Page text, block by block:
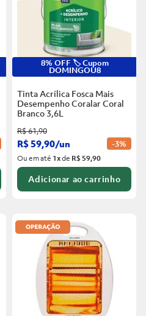
8% OFF 🏷️ Cupom
DOMINGOU8
Tinta Acrílica Fosca Mais
Desempenho Coralar Coral
Branco 3,6L
R$61,90
R$59,90/un -3%
Ou em até 1xde R$ 59,90
Adicionar ao carrinho